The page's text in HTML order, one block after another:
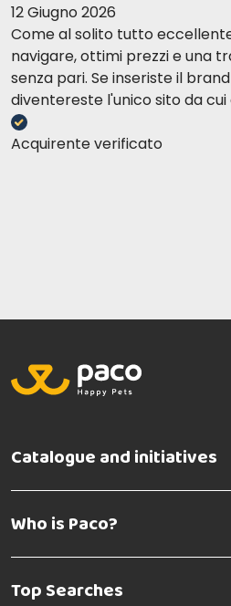
12 Giugno 2026
Come al solito tutto
navigare, ottimi prezzi e una
senza pari. Se inseriste il
diventereste l'unico sito da cui
Acquirente verificato
Catalogue and initiatives
Who is Paco?
Top Searches